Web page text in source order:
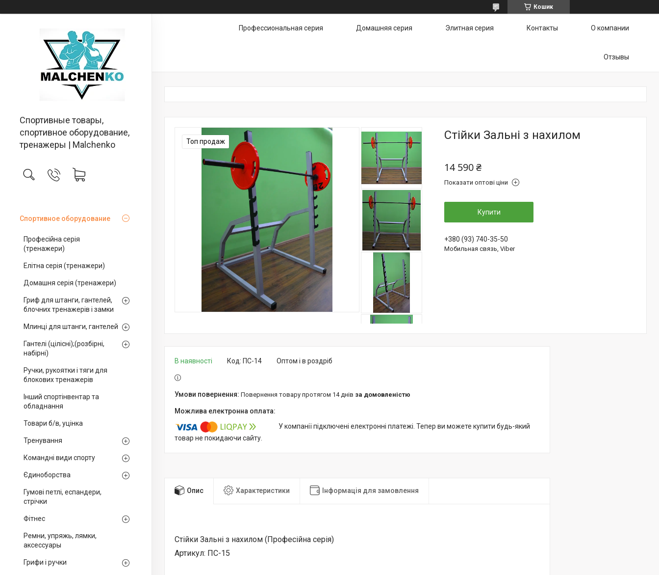
Кошик
Спортивные товары,
спортивное оборудование,
тренажеры | Malchenko
Спортивное оборудование
Професійна серія
(тренажери)
Елітна серія (тренажери)
Домашня серія (тренажери)
Гриф для штанги, гантелей,
блочних тренажерів і замки
Млинці для штанги, гантелей
Гантелі (цілісні);(розбірні,
набірні)
Ручки, рукоятки і тяги для
блокових тренажерів
Інший спортінвентар та
обладнання
Товари б/в, уцінка
Тренування
Командні види спорту
Єдиноборства
Гумові петлі, еспандери,
стрічки
Фітнес
Ремни, упряжь, лямки,
аксессуары
Грифи і ручки
Профессиональная серия Домашняя серия Элитная серия Контакты О компании
Отзывы
Топ продаж Стійки Зальні з нахилом
14 590 ₴
Показати оптові ціни
Купити
+380 (93) 740-35-50
Мобильная связь, Viber
В наявності Оптом і в роздріб
Код: ПС-14
повернення товару протягом 14 днів за домовленістю
У компанії підключені електронні платежі. Тепер ви можете купити будь-який
товар не покидаючи сайту.
Опис Характеристики Інформація для замовлення
Стійки Зальні з нахилом (Професійна серія)
Артикул: ПС-15